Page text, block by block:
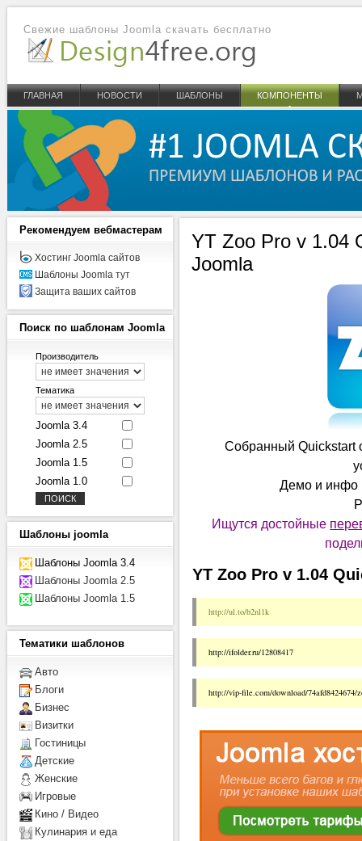
Свежие шаблоны Joomla скачать бесплатно
ГЛАВНАЯ НОВОСТИ ШАБЛОНЫ КОМПОНЕНТЫ
YT Zoo Pro v 1.04
Joomla
Собранный Quickstart
Демо и инфо
Ищутся достойные
YT Zoo Pro v 1.04
http://ul.to/b2nl1k
http://ifolder.ru/12808417
http://vip-file.com/download/74afd8424674/
Рекомендуем вебмастерам
Хостинг Joomla сайтов
Шаблоны Joomla тут
Защита ваших сайтов
Поиск по шаблонам Joomla
Производитель
Тематика
Joomla 3.4
Joomla 2.5
Joomla 1.5
Joomla 1.0
Шаблоны joomla
Шаблоны Joomla 3.4
Шаблоны Joomla 2.5
Шаблоны Joomla 1.5
Тематики шаблонов
Авто
Блоги
Бизнес
Визитки
Гостиницы
Детcкие
Женские
Игровые
Кино / Видео
Кулинария и еда